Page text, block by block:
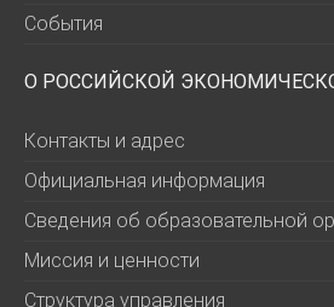
События
О РОССИЙСКОЙ
Контакты и адрес
Официальная информация
Сведения об образовательной
Миссия и ценности
Структура управления